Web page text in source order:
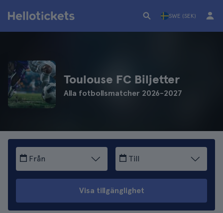
SWE (SEK)
Toulouse FC Biljetter
Alla fotbollsmatcher 2026-2027
Från Till
Visa tillgänglighet